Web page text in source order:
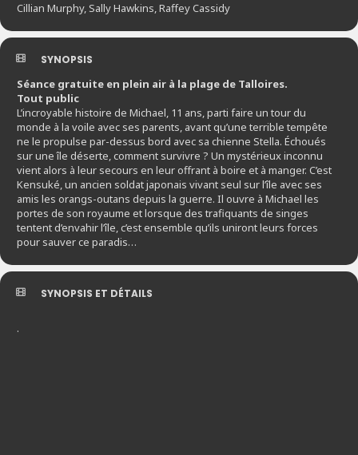
Cillian Murphy, Sally Hawkins, Raffey Cassidy
SYNOPSIS
Séance gratuite en plein air à la plage de Talloires.
Tout public
L’incroyable histoire de Michael, 11 ans, parti faire un tour du
monde à la voile avec ses parents, avant qu’une terrible tempête
ne le propulse par-dessus bord avec sa chienne Stella. Échoués
sur une île déserte, comment survivre ? Un mystérieux inconnu
vient alors à leur secours en leur offrant à boire et à manger. C’est
Kensuké, un ancien soldat japonais vivant seul sur l’île avec ses
amis les orangs-outans depuis la guerre. Il ouvre à Michael les
portes de son royaume et lorsque des trafiquants de singes
tentent d’envahir l’île, c’est ensemble qu’ils uniront leurs forces
pour sauver ce paradis…
SYNOPSIS ET DÉTAILS
.